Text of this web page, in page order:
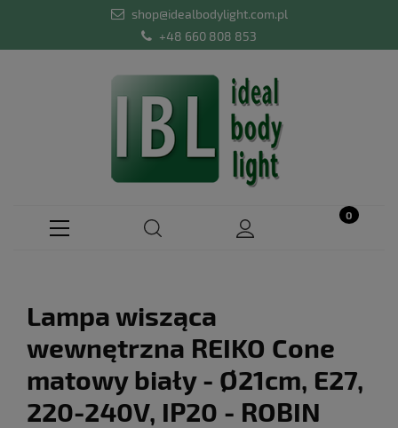
shop@idealbodylight.com.pl
+48 660 808 853
Lampa wisząca
wewnętrzna REIKO Cone
matowy biały - Ø21cm, E27,
220-240V, IP20 - ROBIN